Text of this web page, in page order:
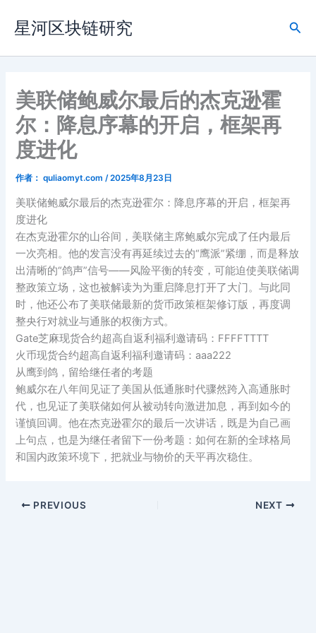
容
星河区块链研究
搜
美联储鲍威尔最后的杰克逊霍
尔：降息序幕的开启，框架再
度进化
作者： quliaomyt.com /2025年8月23日
美联储鲍威尔最后的杰克逊霍尔：降息序幕的开启，框架再
度进化
在杰克逊霍尔的山谷间，美联储主席鲍威尔完成了任内最后
一次亮相。他的发言没有再延续过去的“鹰派”紧绷，而是释放
出清晰的“鸽声”信号——风险平衡的转变，可能迫使美联储调
整政策立场，这也被解读为为重启降息打开了大门。与此同
时，他还公布了美联储最新的货币政策框架修订版，再度调
整央行对就业与通胀的权衡方式。
Gate芝麻现货合约超高自返利福利邀请码：FFFFTTTT
火币现货合约超高自返利福利邀请码：aaa222
从鹰到鸽，留给继任者的考题
鲍威尔在八年间见证了美国从低通胀时代骤然跨入高通胀时
代，也见证了美联储如何从被动转向激进加息，再到如今的
谨慎回调。他在杰克逊霍尔的最后一次讲话，既是为自己画
上句点，也是为继任者留下一份考题：如何在新的全球格局
和国内政策环境下，把就业与物价的天平再次稳住。
PREVIOUS NEXT